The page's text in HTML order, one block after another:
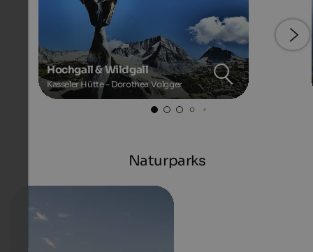
Hochgall & Wildgall
Kasseler Hütte - Dorothea Volgger
Naturparks